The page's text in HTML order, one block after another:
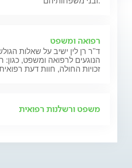
רפואה ומשפט
ד"ר רן לין ישיב על שאלות
הנוגעים לרפואה ומשפט, כגון:
זכויות החולה, חוות דעת
משפט ורשלנות רפואית